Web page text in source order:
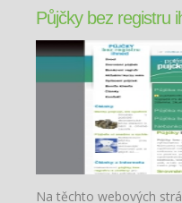
Půjčky bez registru
Na těchto webových